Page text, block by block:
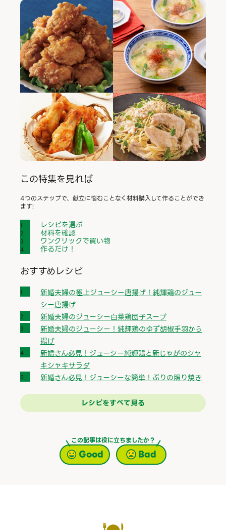
この特集を見れば
4つのステップで、献立に悩むことなく材料購入して作ることができ
ます!
レシピを選ぶ
材料を確認
ワンクリックで買い物
作るだけ！
おすすめレシピ
新婚夫婦の極上ジューシー唐揚げ！純輝鶏のジュー
シー唐揚げ
新婚夫婦のジューシー白菜鶏団子スープ
新婚夫婦のジューシー！純輝鶏のゆず胡椒手羽から
揚げ
新婚さん必見！ジューシー純輝鶏と新じゃがのシャ
キシャキサラダ
新婚さん必見！ジューシーな簡単！ぶりの照り焼き
レシピをすべて見る
この記事は役に立ちましたか？
Good Bad